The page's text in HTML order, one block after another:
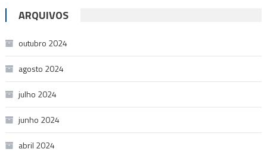
ARQUIVOS
outubro 2024
agosto 2024
julho 2024
junho 2024
abril 2024